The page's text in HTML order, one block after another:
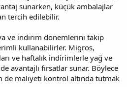
sunarken, küçük ambalajlar
tercih edilebilir.
ve indirim dönemlerini takip
kullanabilirler. Migros,
ve haftalık indirimlerle yağ ve
avantajlı fırsatlar sunar. Böylece
de maliyeti kontrol altında tutmak